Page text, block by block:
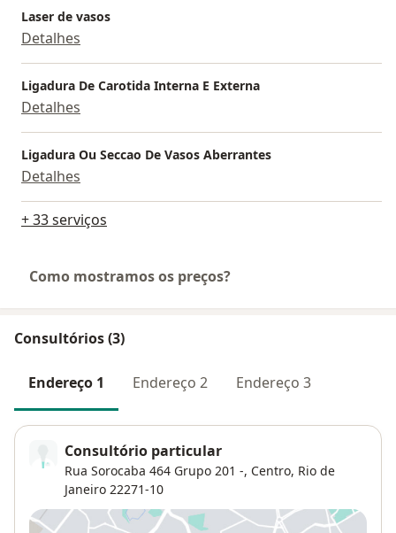
Laser de vasos
Detalhes
Ligadura De Carotida Interna E Externa
Detalhes
Ligadura Ou Seccao De Vasos Aberrantes
Detalhes
+ 33 serviços
Como mostramos os preços?
Consultórios (3)
Endereço 1 Endereço 2 Endereço 3
Consultório particular
Rua Sorocaba 464 Grupo 201 -, Centro, Rio de
Janeiro 22271-10